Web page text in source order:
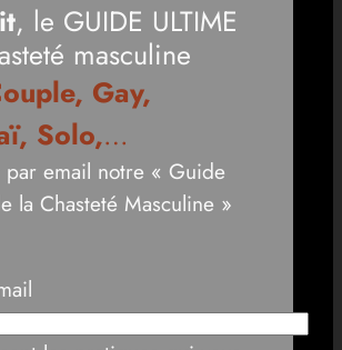
, le GUIDE ULTIME
masculine
Gay,
Solo,…
par email notre « Guide
la Chasteté Masculine »